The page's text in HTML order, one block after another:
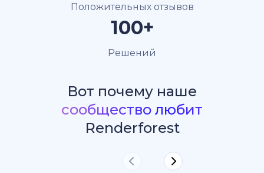
Положительных отзывов
100+
Решений
Вот почему наше
сообщество любит
Renderforest